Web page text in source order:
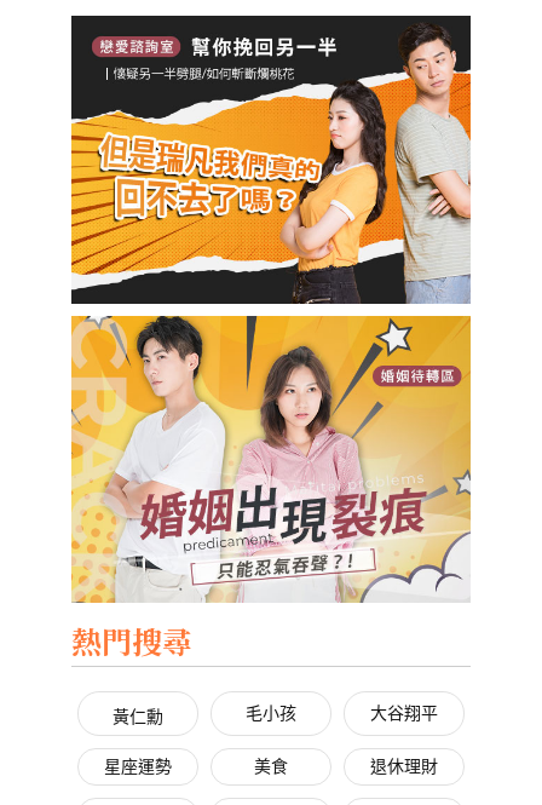
熱門搜尋
黃仁勳 毛小孩 大谷翔平
星座運勢 美食 退休理財